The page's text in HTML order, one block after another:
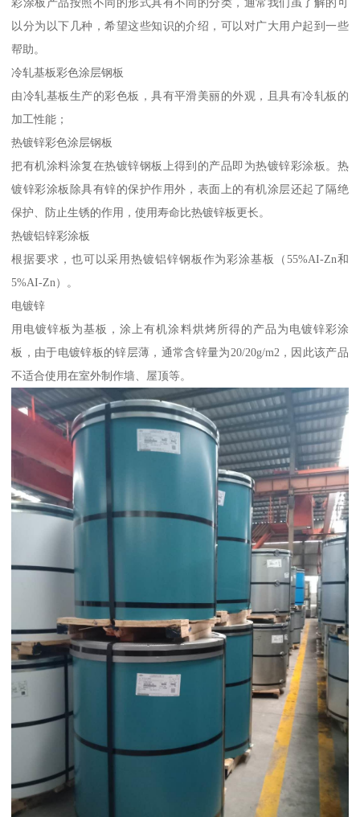
彩涂板产品按照不同的形式具有不同的分类，通常我们虽了解的可
以分为以下几种，希望这些知识的介绍，可以对广大用户起到一些
帮助。
冷轧基板彩色涂层钢板
由冷轧基板生产的彩色板，具有平滑美丽的外观，且具有冷轧板的
加工性能；
热镀锌彩色涂层钢板
把有机涂料涂复在热镀锌钢板上得到的产品即为热镀锌彩涂板。热
镀锌彩涂板除具有锌的保护作用外，表面上的有机涂层还起了隔绝
保护、防止生锈的作用，使用寿命比热镀锌板更长。
热镀铝锌彩涂板
根据要求，也可以采用热镀铝锌钢板作为彩涂基板（55%AI-Zn和
5%AI-Zn）。
电镀锌
用电镀锌板为基板，涂上有机涂料烘烤所得的产品为电镀锌彩涂
板，由于电镀锌板的锌层薄，通常含锌量为20/20g/m2，因此该产品
不适合使用在室外制作墙、屋顶等。